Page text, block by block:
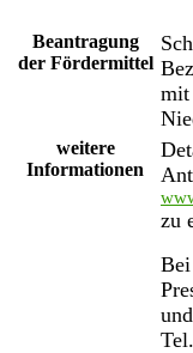
Beantragung
der Fördermittel
mit
weitere
Informationen
zu